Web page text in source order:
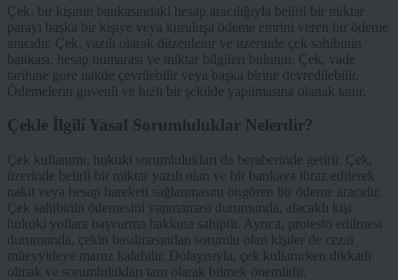
Çek, bir kişinin bankasındaki hesap aracılığıyla belirli bir miktar
parayı başka bir kişiye veya kuruluşa ödeme emrini veren bir ödeme
aracıdır. Çek, yazılı olarak düzenlenir ve üzerinde çek sahibinin
bankası, hesap numarası ve miktar bilgileri bulunur. Çek, vade
tarihine göre nakde çevrilebilir veya başka birine devredilebilir.
Ödemelerin güvenli ve hızlı bir şekilde yapılmasına olanak tanır.
Çekle İlgili Yasal Sorumluluklar Nelerdir?
Çek kullanımı, hukuki sorumlulukları da beraberinde getirir. Çek,
üzerinde belirli bir miktar yazılı olan ve bir bankaya ibraz edilerek
nakit veya hesap hareketi sağlanmasını öngören bir ödeme aracıdır.
Çek sahibinin ödemesini yapmaması durumunda, alacaklı kişi
hukuki yollara başvurma hakkına sahiptir. Ayrıca, protesto edilmesi
durumunda, çekin basılmasından sorumlu olan kişiler de cezai
müeyyideye maruz kalabilir. Dolayısıyla, çek kullanırken dikkatli
olmak ve sorumlulukları tam olarak bilmek önemlidir.